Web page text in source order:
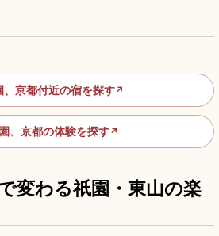
、京都付近の宿を探す↗
、京都の体験を探す↗
変わる祇園・東山の楽